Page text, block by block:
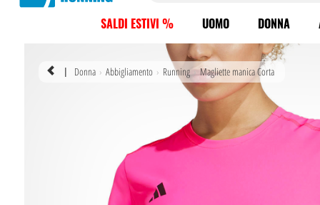
SALDI ESTIVI % UOMO DONNA
| Donna Abbigliamento Running Magliette manica Corta